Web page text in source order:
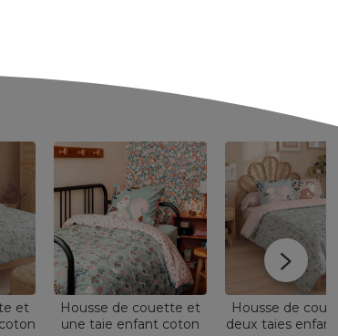
et
Housse de couette et
une taie enfant coton
Housse de
deux taies enfant